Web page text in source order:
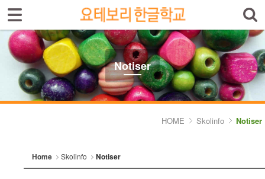
Notiser
HOME Skolinfo Notiser
Home Skolinfo Notiser
Sign In Sign Up
Select language
Introduktion av skolan
Skolinfo
Kursinfo